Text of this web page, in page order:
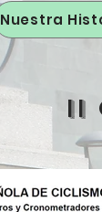
Nuestra
II